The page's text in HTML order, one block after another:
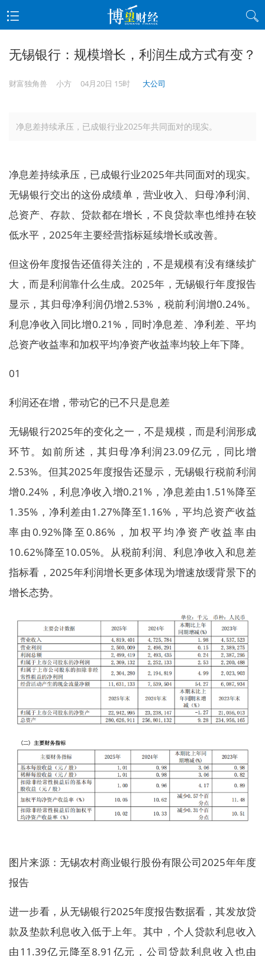
无锡银行：规模增长，利润生成方式有变？
财富独角兽 小方 04月20日 15时 大公司
净息差持续承压，已成银行业2025年共同面对的现实。
净息差持续承压，已成银行业2025年共同面对的现实。
无锡银行交出的这份成绩单，营业收入、归母净利润、
总资产、存款、贷款都在增长，不良贷款率也维持在较
低水平，2025年主要经营指标延续增长或改善。
但这份年度报告还值得关注的，不是规模有没有继续扩
大，而是利润靠什么生成。2025年，无锡银行年度报告
显示，其归母净利润仍增2.53%，税前利润增0.24%。
利息净收入同比增0.21%，同时净息差、净利差、平均
总资产收益率和加权平均净资产收益率均较上年下降。
01
利润还在增，带动它的已不只是息差
无锡银行2025年的变化之一，不是规模，而是利润形成
环节。如前所述，其归母净利润23.09亿元，同比增
2.53%。但其2025年度报告还显示，无锡银行税前利润
增0.24%，利息净收入增0.21%，净息差由1.51%降至
1.35%，净利差由1.27%降至1.16%，平均总资产收益
率由0.92%降至0.86%，加权平均净资产收益率由
10.62%降至10.05%。从税前利润、利息净收入和息差
指标看，2025年利润增长更多体现为增速放缓背景下的
增长态势。
图片来源：无锡农村商业银行股份有限公司2025年年度
报告
进一步看，从无锡银行2025年度报告数据看，其发放贷
款及垫款利息收入低于上年。其中，个人贷款利息收入
由11.39亿元降至8.91亿元，公司贷款利息收入也由